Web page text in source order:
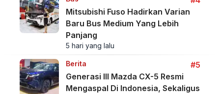
Mitsubishi Fuso Hadirkan Varian
Baru Bus Medium Yang Lebih
Panjang
5 hari yang lalu
Berita
#5
Generasi III Mazda CX-5 Resmi
Mengaspal Di Indonesia, Sekaligus